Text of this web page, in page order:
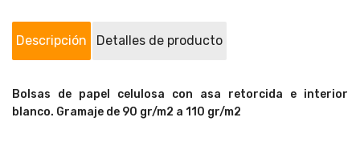
Descripción Detalles de producto
Bolsas de papel celulosa con asa retorcida e interior
blanco. Gramaje de 90 gr/m2 a 110 gr/m2